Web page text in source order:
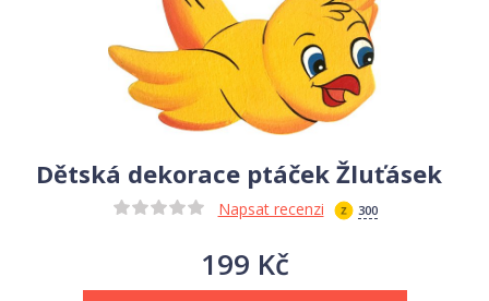
Dětská dekorace ptáček Žluťásek
Napsat recenzi 300
199 Kč